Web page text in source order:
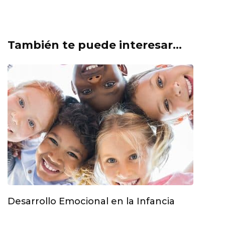
También te puede interesar...
Desarrollo Emocional en la Infancia